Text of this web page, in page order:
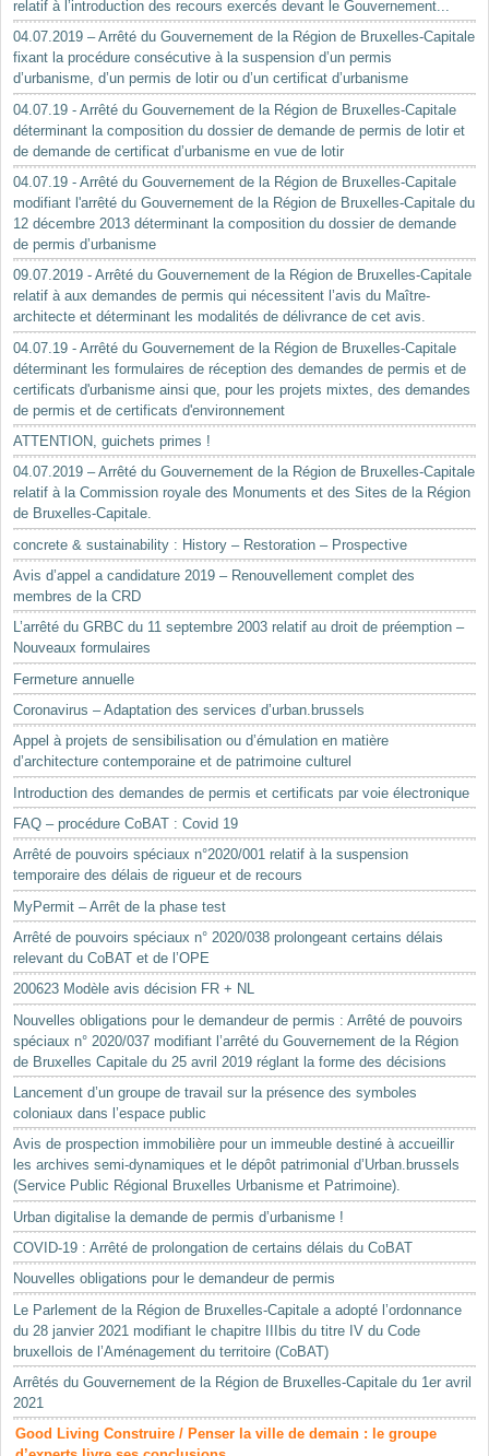
relatif à l’introduction des recours exercés devant le Gouvernement...
04.07.2019 – Arrêté du Gouvernement de la Région de Bruxelles-Capitale
fixant la procédure consécutive à la suspension d’un permis
d’urbanisme, d’un permis de lotir ou d’un certificat d’urbanisme
04.07.19 - Arrêté du Gouvernement de la Région de Bruxelles-Capitale
déterminant la composition du dossier de demande de permis de lotir et
de demande de certificat d’urbanisme en vue de lotir
04.07.19 - Arrêté du Gouvernement de la Région de Bruxelles-Capitale
modifiant l'arrêté du Gouvernement de la Région de Bruxelles-Capitale du
12 décembre 2013 déterminant la composition du dossier de demande
de permis d’urbanisme
09.07.2019 - Arrêté du Gouvernement de la Région de Bruxelles-Capitale
relatif à aux demandes de permis qui nécessitent l’avis du Maître-
architecte et déterminant les modalités de délivrance de cet avis.
04.07.19 - Arrêté du Gouvernement de la Région de Bruxelles-Capitale
déterminant les formulaires de réception des demandes de permis et de
certificats d'urbanisme ainsi que, pour les projets mixtes, des demandes
de permis et de certificats d'environnement
ATTENTION, guichets primes !
04.07.2019 – Arrêté du Gouvernement de la Région de Bruxelles-Capitale
relatif à la Commission royale des Monuments et des Sites de la Région
de Bruxelles-Capitale.
concrete & sustainability : History – Restoration – Prospective
Avis d’appel a candidature 2019 – Renouvellement complet des
membres de la CRD
L’arrêté du GRBC du 11 septembre 2003 relatif au droit de préemption –
Nouveaux formulaires
Fermeture annuelle
Coronavirus – Adaptation des services d’urban.brussels
Appel à projets de sensibilisation ou d’émulation en matière
d’architecture contemporaine et de patrimoine culturel
Introduction des demandes de permis et certificats par voie électronique
FAQ – procédure CoBAT : Covid 19
Arrêté de pouvoirs spéciaux n°2020/001 relatif à la suspension
temporaire des délais de rigueur et de recours
MyPermit – Arrêt de la phase test
Arrêté de pouvoirs spéciaux n° 2020/038 prolongeant certains délais
relevant du CoBAT et de l’OPE
200623 Modèle avis décision FR + NL
Nouvelles obligations pour le demandeur de permis : Arrêté de pouvoirs
spéciaux n° 2020/037 modifiant l’arrêté du Gouvernement de la Région
de Bruxelles Capitale du 25 avril 2019 réglant la forme des décisions
Lancement d’un groupe de travail sur la présence des symboles
coloniaux dans l’espace public
Avis de prospection immobilière pour un immeuble destiné à accueillir
les archives semi-dynamiques et le dépôt patrimonial d’Urban.brussels
(Service Public Régional Bruxelles Urbanisme et Patrimoine).
Urban digitalise la demande de permis d’urbanisme !
COVID-19 : Arrêté de prolongation de certains délais du CoBAT
Nouvelles obligations pour le demandeur de permis
Le Parlement de la Région de Bruxelles-Capitale a adopté l’ordonnance
du 28 janvier 2021 modifiant le chapitre IIIbis du titre IV du Code
bruxellois de l’Aménagement du territoire (CoBAT)
Arrêtés du Gouvernement de la Région de Bruxelles-Capitale du 1er avril
2021
Good Living Construire / Penser la ville de demain : le groupe